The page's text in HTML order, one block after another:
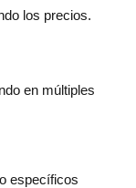
los precios.
en múltiples
específicos